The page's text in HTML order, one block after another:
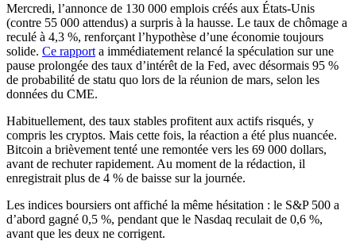
Mercredi, l’annonce de 130 000 emplois créés aux États-Unis
(contre 55 000 attendus) a surpris à la hausse. Le taux de chômage a
reculé à 4,3 %, renforçant l’hypothèse d’une économie toujours
solide. Ce rapport a immédiatement relancé la spéculation sur une
pause prolongée des taux d’intérêt de la Fed, avec désormais 95 %
de probabilité de statu quo lors de la réunion de mars, selon les
données du CME.
Habituellement, des taux stables profitent aux actifs risqués, y
compris les cryptos. Mais cette fois, la réaction a été plus nuancée.
Bitcoin a brièvement tenté une remontée vers les 69 000 dollars,
avant de rechuter rapidement. Au moment de la rédaction, il
enregistrait plus de 4 % de baisse sur la journée.
Les indices boursiers ont affiché la même hésitation : le S&P 500 a
d’abord gagné 0,5 %, pendant que le Nasdaq reculait de 0,6 %,
avant que les deux ne corrigent.